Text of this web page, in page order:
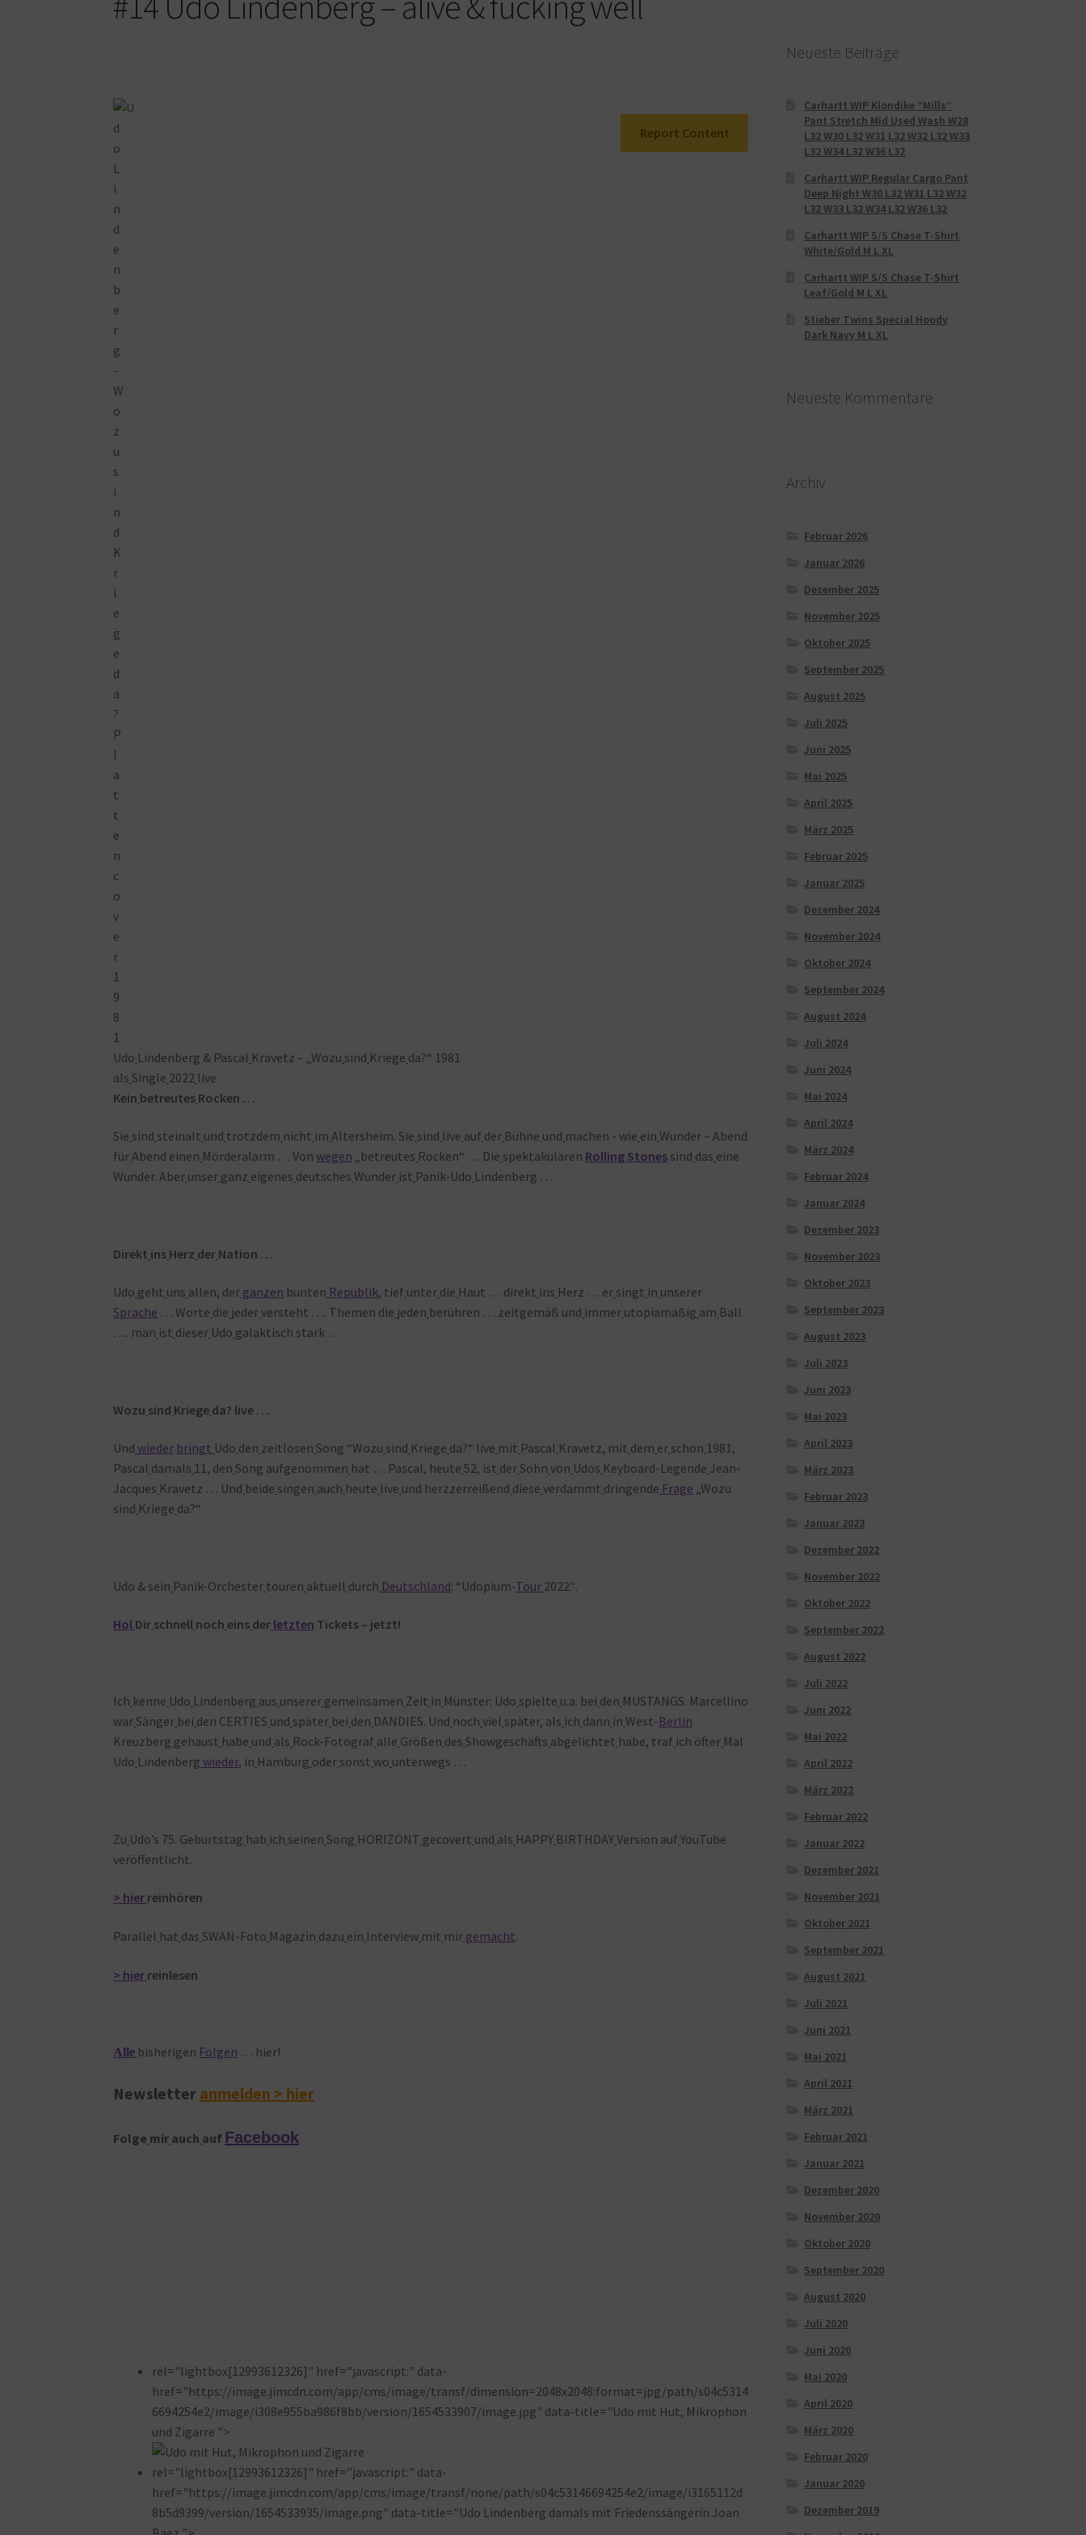
Report Content
Udo Lindenberg & Pascal Kravetz – „Wozu sind Kriege da?“ 1981
als Single 2022 live
Kein betreutes Rocken …
Sie sind steinalt und trotzdem nicht im Altersheim. Sie sind live auf der Bühne und machen - wie ein Wunder – Abend
fürAbend einen Mörderalarm … Vonwegen „betreutes Rocken“ … Die spektakulären Rolling Stones sind das eine
Wunder. Aber unser ganz eigenes deutsches Wunder ist Panik-Udo Lindenberg …
Direkt ins Herz der Nation …
Udo geht uns allen, der ganzen bunten Republik, tief unter die Haut … direkt ins Herz … er singt in unserer
Sprache … Worte die jederversteht …. Themen die jeden berühren … zeitgemäß und immer utopiamäßig am Ball
…. man ist dieser Udo galaktisch stark …
Wozu sind Kriege da? live …
Und wieder bringt Udo den zeitlosen Song “Wozu sind Kriege da?“ live mit Pascal Kravetz, mit dem er schon 1981,
Pascal damals 11, den Song aufgenommen hat … Pascal, heute 52, ist der Sohn von Udos Keyboard-Legende Jean-
Jacques Kravetz … Und beide singen auch heute live und herzzerreißend diese verdammt dringende Frage „Wozu
sind Kriege da?“
Udo & sein Panik-Orchester touren aktuell durch Deutschland: “Udopium-Tour 2022″.
Hol Dir schnell noch eins der letzten Tickets – jetzt!
Ich kenne Udo Lindenberg aus unserer gemeinsamen Zeit in Münster: Udo spielte u.a. bei den MUSTANGS. Marcellino
war Sänger bei den CERTIES und später bei den DANDIES. Und noch viel später, als ich dann in West-Berlin
Kreuzberg gehaust habe und als Rock-Fotograf alle Größen des Showgeschäfts abgelichtet habe, traf ich öfter Mal
Udo Lindenberg wieder, in Hamburg oder sonst wo unterwegs …
Zu Udo’s 75. Geburtstag hab ich seinen Song HORIZONT gecovert und als HAPPY BIRTHDAYVersion auf YouTube
veröffentlicht.
> hier reinhören
Parallel hat das SWAN-Foto Magazin dazu ein Interview mit mir gemacht.
> hier reinlesen
Alle bisherigen Folgen … hier!
Newsletter anmelden > hier
Folge mir auch auf Facebook
rel="lightbox[12993612326]" href="javascript:" data-
href="https://image.jimcdn.com/app/cms/image/transf/dimension=2048x2048:format=jpg/path/s04c5314
6694254e2/image/i308e955ba986f8bb/version/1654533907/image.jpg" data-title="Udo mit Hut, Mikrophon
und Zigarre ">
rel="lightbox[12993612326]" href="javascript:" data-
href="https://image.jimcdn.com/app/cms/image/transf/none/path/s04c53146694254e2/image/i3165112d
8b5d9399/version/1654533935/image.png" data-title="Udo Lindenberg damals mit Friedenssängerin Joan
Neueste Beiträge
Carhartt WIP Klondike “Mills“
Pant Stretch Mid Used Wash W28
L32 W30 L32 W31 L32 W32 L32 W33
L32 W34 L32 W36 L32
Carhartt WIP Regular Cargo Pant
Deep Night W30 L32 W31 L32 W32
L32 W33 L32 W34 L32 W36 L32
Carhartt WIP S/S Chase T-Shirt
White/Gold M L XL
Carhartt WIP S/S Chase T-Shirt
Leaf/Gold M L XL
Stieber Twins Special Hoody
Dark Navy M L XL
Neueste Kommentare
Archiv
Februar 2026
Januar 2026
Dezember 2025
November 2025
Oktober 2025
September 2025
August 2025
Juli 2025
Juni 2025
Mai 2025
April 2025
März 2025
Februar 2025
Januar 2025
Dezember 2024
November 2024
Oktober 2024
September 2024
August 2024
Juli 2024
Juni 2024
Mai 2024
April 2024
März 2024
Februar 2024
Januar 2024
Dezember 2023
November 2023
Oktober 2023
September 2023
August 2023
Juli 2023
Juni 2023
Mai 2023
April 2023
März 2023
Februar 2023
Januar 2023
Dezember 2022
November 2022
Oktober 2022
September 2022
August 2022
Juli 2022
Juni 2022
Mai 2022
April 2022
März 2022
Februar 2022
Januar 2022
Dezember 2021
November 2021
Oktober 2021
September 2021
August 2021
Juli 2021
Juni 2021
Mai 2021
April 2021
März 2021
Februar 2021
Januar 2021
Dezember 2020
November 2020
Oktober 2020
September 2020
August 2020
Juli 2020
Juni 2020
Mai 2020
April 2020
März 2020
Februar 2020
Januar 2020
Dezember 2019